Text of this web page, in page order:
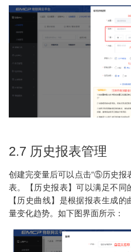
2.7 历史报表管理
创建完变量后可以点击“⑤历史报
表。【历史报表】可以满足不同
【历史曲线】是根据报表生成
量变化趋势。如下图界面所示：